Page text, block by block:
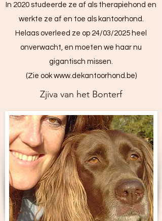
In 2020 studeerde ze af als therapiehond en
werkte ze af en toe als kantoorhond.
Helaas overleed ze op 24/03/2025 heel
onverwacht, en moeten we haar nu
gigantisch missen.
(Zie ookwww.dekantoorhond.be)
Zjiva van het Bonterf